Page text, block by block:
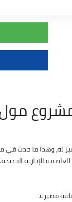
مول
الإدارية الجديدة.
قصيرة.